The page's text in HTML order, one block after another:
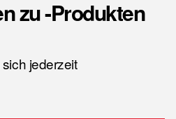
zu -Produkten
jederzeit